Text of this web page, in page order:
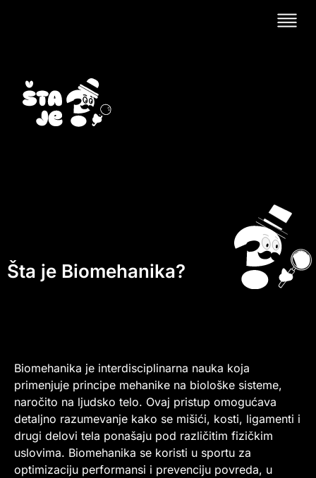
Šta je Biomehanika?
Biomehanika je interdisciplinarna nauka koja
primenjuje principe mehanike na biološke sisteme,
naročito na ljudsko telo. Ovaj pristup omogućava
detaljno razumevanje kako se mišići, kosti, ligamenti i
drugi delovi tela ponašaju pod različitim fizičkim
uslovima. Biomehanika se koristi u sportu za
optimizaciju performansi i prevenciju povreda, u